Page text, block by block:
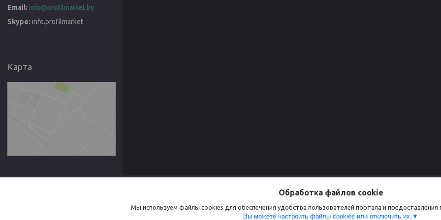
info@profilmarket.by
info.profilmarket
Карта
Товары и услуги
Для клиентов
Доставка и оплаты
Обработка файлов cookie
Мы используем файлы cookies для обеспечения удобства пользователей портала и
Вы можете настроить файлы cookies или отключить их.